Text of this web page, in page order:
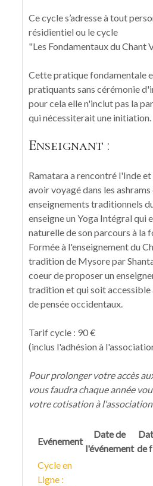
Ce cycle s’adresse à tout
résidientiel ou le cycle
"Les Fondamentaux du Chant
Cette pratique fondamentale
pratiquants sans cérémonie
pour cela elle n'inclut pas la
qui nécessiterait une initiation.
Enseignant :
Ramatara a rencontré l'Inde
avoir voyagé dans les
enseignements traditionnels
enseigne un Yoga Intégral qui
naturelle de son parcours à la
Formée à l'enseignement du
tradition de Mysore par
coeur de proposer un
tradition et qui soit accessible
de pensée occidentaux.
Tarif cycle : 90 €
(inclus l'adhésion à
Pour prolonger votre accès
vous faudra chaque année
votre cotisation à
Evénement
Date de
l'événement de
Cycle en
Ligne :